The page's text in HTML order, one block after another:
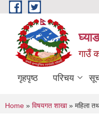
Skip to main content
गाउँ
गृहपृष्ठ परिचय
You are here
Home » विषयगत शाखा» महिला